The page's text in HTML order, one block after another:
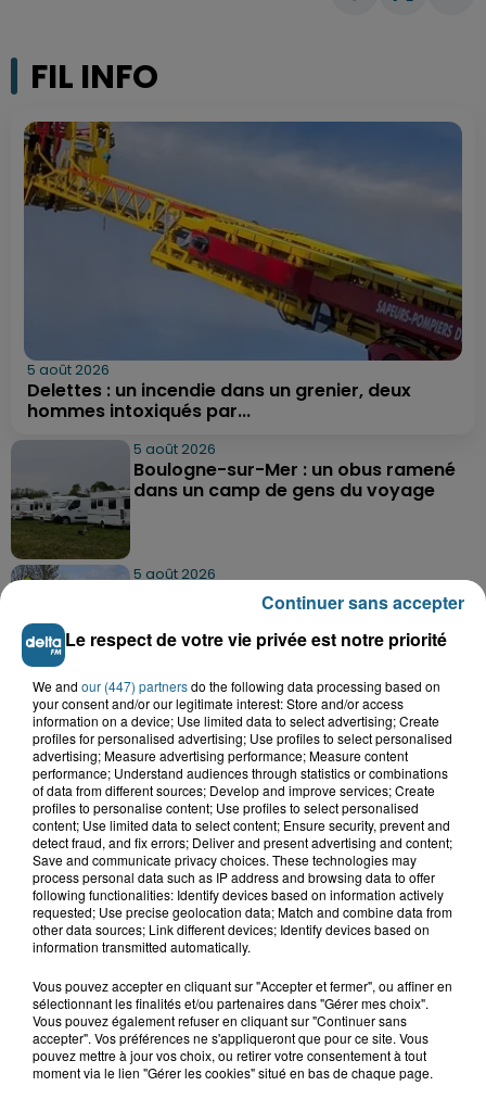
FIL INFO
5 août 2026
Delettes : un incendie dans un grenier, deux
hommes intoxiqués par...
5 août 2026
Boulogne-sur-Mer : un obus ramené
dans un camp de gens du voyage
5 août 2026
Berck : une fillette de 5 ans percutée
par une voiture
5 août 2026
Bergues : le feu d'artifice du 15-Août
annulé en raison de la...
5 août 2026
Canicule : les Ehpad en première ligne
pour protéger leurs résidents
NOS AUTRES PODCASTS
Le respect de votre vie privée est notre priorité
We and our (447) partnersdo the following data processing based on
your consent and/or our legitimate interest: Store and/or access
information on a device; Use limited data to select advertising; Create
profiles for personalised advertising; Use profiles to select personalised
advertising; Measure advertising performance; Measure content
performance; Understand audiences through statistics or combinations
of data from different sources; Develop and improve services; Create
profiles to personalise content; Use profiles to select personalised
content; Use limited data to select content; Ensure security, prevent and
detect fraud, and fix errors; Deliver and present advertising and content;
Save and communicate privacy choices. These technologies may
process personal data such as IP address and browsing data to offer
following functionalities: Identify devices based on information actively
requested; Use precise geolocation data; Match and combine data from
other data sources; Link different devices; Identify devices based on
information transmitted automatically.
Vous pouvez accepter en cliquant sur "Accepter et fermer", ou affiner en
sélectionnant les finalités et/ou partenaires dans "Gérer mes choix".
Vous pouvez également refuser en cliquant sur "Continuer sans
accepter". Vos préférences ne s'appliqueront que pour ce site. Vous
pouvez mettre à jour vos choix, ou retirer votre consentement à tout
moment via le lien "Gérer les cookies" situé en bas de chaque page.
Continuer sans accepter